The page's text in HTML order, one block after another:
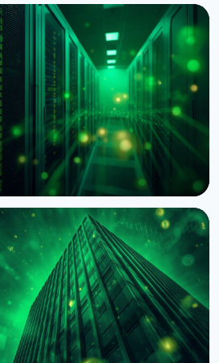
стейкинг для
клиентов вместе с Galaxy